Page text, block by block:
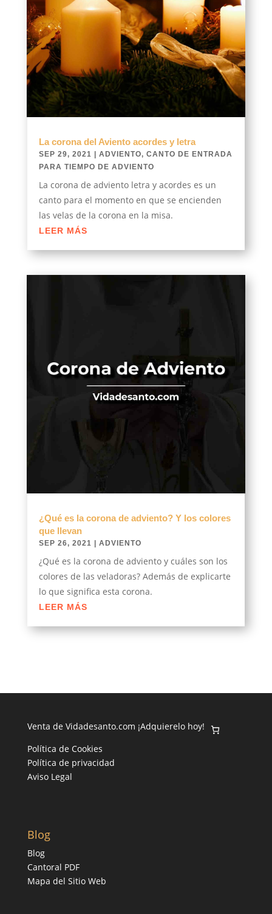
La corona del Aviento acordes y letra
SEP 29, 2021 ADVIENTO, CANTO DE ENTRADA
PARA TIEMPO DE ADVIENTO
La corona de adviento letra y acordes es un
canto para el momento en que se encienden
las velas de la corona en la misa.
LEER MÁS
¿Qué es la corona de adviento? Y los colores
que llevan
SEP 26, 2021 ADVIENTO
¿Qué es la corona de adviento y cuáles son los
colores de las veladoras? Además de explicarte
lo que significa esta corona.
LEER MÁS
Venta de Vidadesanto.com ¡Adquierelo hoy!
Política de Cookies
Política de privacidad
Aviso Legal
Blog
Blog
Cantoral PDF
Mapa del Sitio Web